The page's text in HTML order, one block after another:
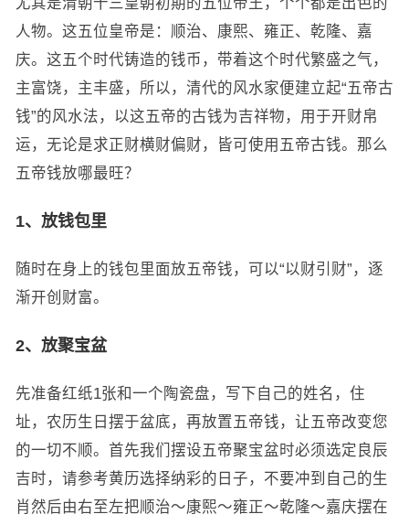
人物。这五位皇帝是：顺治、康熙、雍正、乾隆、嘉
庆。这五个时代铸造的钱币，带着这个时代繁盛之气，
主富饶，主丰盛，所以，清代的风水家便建立起“五帝古
钱”的风水法，以这五帝的古钱为吉祥物，用于开财帛
运，无论是求正财横财偏财，皆可使用五帝古钱。那么
五帝钱放哪最旺？
1、放钱包里
随时在身上的钱包里面放五帝钱，可以“以财引财”，逐
渐开创财富。
2、放聚宝盆
先准备红纸1张和一个陶瓷盘，写下自己的姓名，住
址，农历生日摆于盆底，再放置五帝钱，让五帝改变您
的一切不顺。首先我们摆设五帝聚宝盆时必须选定良辰
吉时，请参考黄历选择纳彩的日子，不要冲到自己的生
肖然后由右至左把顺治～康熙～雍正～乾隆～嘉庆摆在